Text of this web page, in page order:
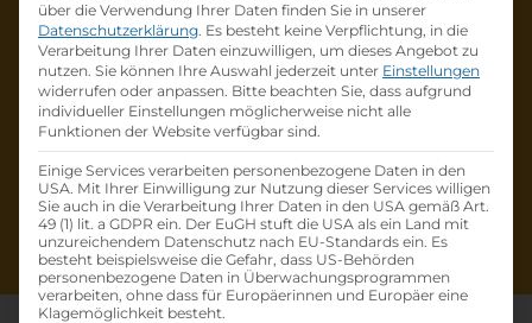
au Schwerpunkt Feinkostfachverkaufbei
BILLA AGist schonbesetzt.
Firmenprofil besuchen
Andere Lehrstelle suchen
über die Verwendung Ihrer Daten finden Sie in unserer
Datenschutzerklärung. Es besteht keine Verpflichtung, in die
Verarbeitung Ihrer Daten einzuwilligen, um dieses Angebot zu
nutzen. Sie können Ihre Auswahl jederzeit unter Einstellungen
widerrufen oder anpassen. Bitte beachten Sie, dass aufgrund
individueller Einstellungen möglicherweise nicht alle
Funktionen der Website verfügbar sind.
Einige Services verarbeiten personenbezogene Daten in den
USA. Mit Ihrer Einwilligung zur Nutzung dieser Services willigen
Sie auch in die Verarbeitung Ihrer Daten in den USA gemäß Art.
49 (1) lit. a GDPR ein. Der EuGH stuft die USA als ein Land mit
unzureichendem Datenschutz nach EU-Standards ein. Es
besteht beispielsweise die Gefahr, dass US-Behörden
personenbezogene Daten in Überwachungsprogrammen
verarbeiten, ohne dass für Europäerinnen und Europäer eine
Klagemöglichkeit besteht.